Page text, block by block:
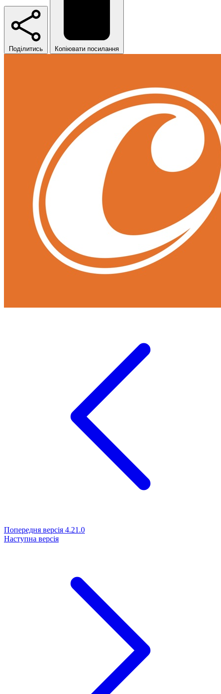
Поділитись Копіювати посилання
Попередня версія 4.21.0
Наступна версія